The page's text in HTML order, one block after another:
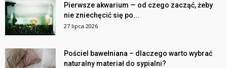
Pierwsze akwarium — od czego zacząć, żeby
nie zniechęcić się po...
27 lipca 2026
Pościel bawełniana – dlaczego warto wybrać
naturalny materiał do sypialni?